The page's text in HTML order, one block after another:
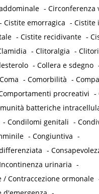
-Circonferenza
-Cistite emorragica -Cistite
-Cistite recidivante -
-Clitoralgia -
-Collera e sdegno
Coma -Comorbilità -
procreativi -
batteriche
-Condilomi genitali -
-Congiuntiva -
-
urinaria -
/ Contraccezione ormonale